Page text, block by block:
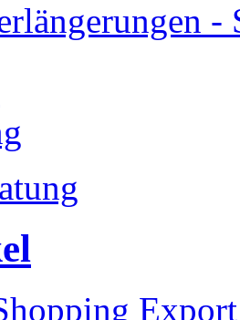
-
Export